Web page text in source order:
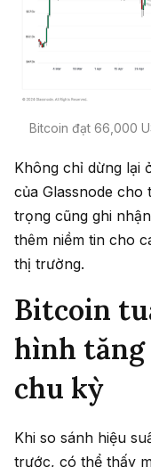
Bitcoin đạt 66,000
Không chỉ dừng lại
của Glassnode
trọng cũng ghi
thêm niềm tin cho
thị trường.
Bitcoin
hình
chu kỳ
Khi so sánh hiệu
trước, có thể thấy